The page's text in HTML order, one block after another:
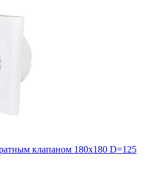
клапаном 180х180 D=125